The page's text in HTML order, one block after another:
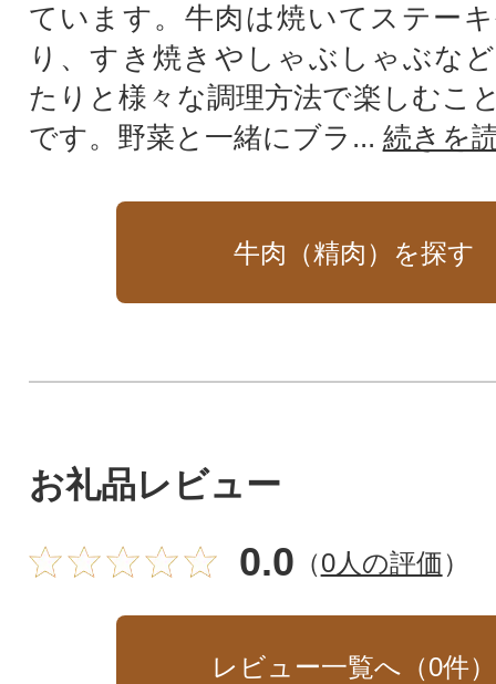
ています。牛肉は焼いてステー
り、すき焼きやしゃぶしゃぶな
たりと様々な調理方法で楽しむこ
です。野菜と一緒にブラ... 続きを
牛肉（精肉）を探す
お礼品レビュー
0.0 （0人の評価）
レビュー一覧へ（0件）